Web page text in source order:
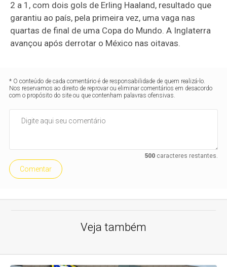
2 a 1, com dois gols de Erling Haaland, resultado que
garantiu ao país, pela primeira vez, uma vaga nas
quartas de final de uma Copa do Mundo. A Inglaterra
avançou após derrotar o México nas oitavas.
* O conteúdo de cada comentário é de responsabilidade de quem realizá-lo.
Nos reservamos ao direito de reprovar ou eliminar comentários em desacordo
com o propósito do site ou que contenham palavras ofensivas.
500caracteres restantes.
Comentar
Veja também